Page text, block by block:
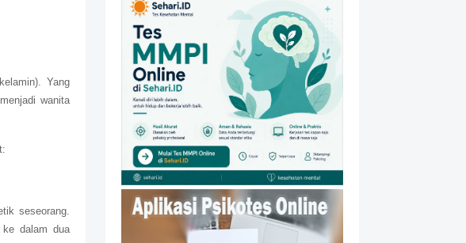
Yang
wanita
seseorang.
dalam dua